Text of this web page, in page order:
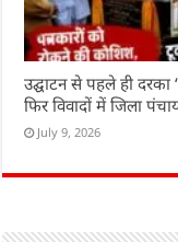
उद्घाटन से पहले ही दरका
फिर विवादों में जिला
July 9, 2026